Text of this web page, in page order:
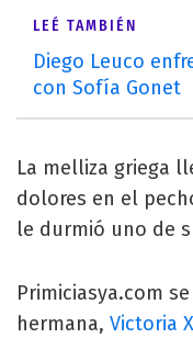
LEÉ TAMBIÉN
Diego Leuco
con Sofía Gonet
La melliza griega
dolores en el
le durmió uno de
Primiciasya.com
hermana, Victoria